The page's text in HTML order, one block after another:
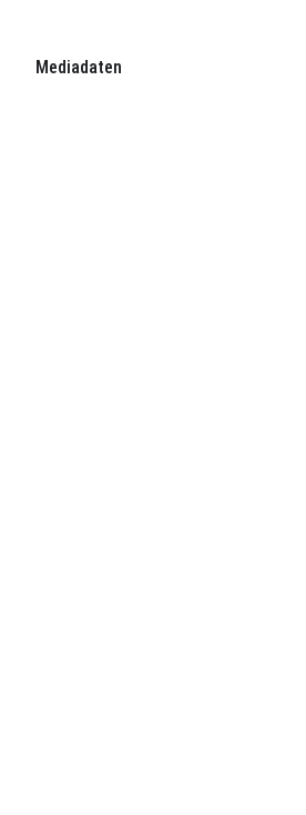
Mediadaten